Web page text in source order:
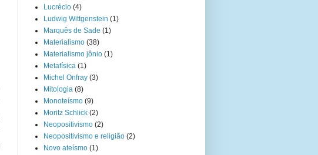
Lucrécio (4)
Ludwig Wittgenstein (1)
Marquês de Sade (1)
Materialismo (38)
Materialismo jônio (1)
Metafísica (1)
Michel Onfray (3)
Mitologia (8)
Monoteísmo (9)
Moritz Schlick (2)
Neopositivismo (2)
Neopositivismo e religião (2)
Novo ateísmo (1)